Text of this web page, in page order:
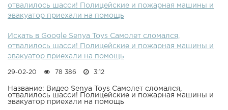
принадлежит исполнителю Kevin MacLeod. Лицензия:
Creative Commons Attribution ( ).Оригинальная версия:
отвалилось шасси! Полицейские и пожарная машины и
эвакуатор приехали на помощь
Искать в Google Senya Toys Самолет сломался,
отвалилось шасси! Полицейские и пожарная машины и
эвакуатор приехали на помощь
29-02-20 78 386 3:12
Название: Видео Senya Toys Самолет сломался,
отвалилось шасси! Полицейские и пожарная машины и
эвакуатор приехали на помощь